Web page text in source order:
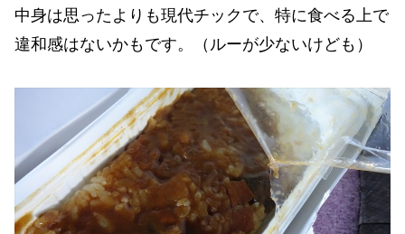
中身は思ったよりも現代チックで、特に食べる上で
違和感はないかもです。（ルーが少ないけども）